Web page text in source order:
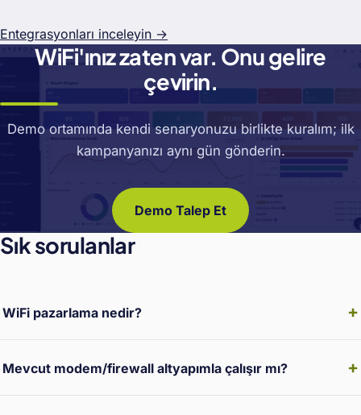
Entegrasyonları inceleyin →
WiFi'ınız zaten var. Onu gelire
çevirin.
Demo ortamında kendi senaryonuzu birlikte kuralım; ilk
kampanyanızı aynı gün gönderin.
Demo Talep Et
Sık sorulanlar
WiFi pazarlama nedir?
Mevcut modem/firewall altyapımla çalışır mı?